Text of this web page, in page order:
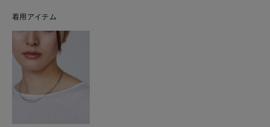
着用アイテム